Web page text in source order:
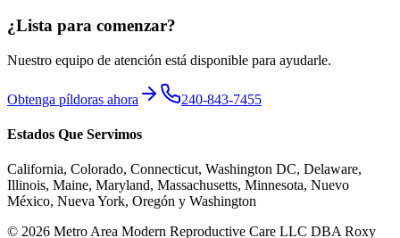
¿Lista para comenzar?
Nuestro equipo de atención está disponible para ayudarle.
Obtenga píldoras ahora 240-843-7455
Estados Que Servimos
California, Colorado, Connecticut, Washington DC, Delaware,
Illinois, Maine, Maryland, Massachusetts, Minnesota, Nuevo
México, Nueva York, Oregón y Washington
© 2026 Metro Area Modern Reproductive Care LLC DBA Roxy